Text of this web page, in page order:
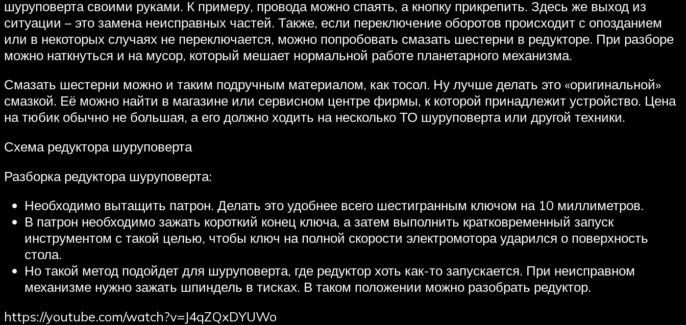
шуруповерта своими руками. К примеру, провода можно спаять, а кнопку прикрепить. Здесь же выход из
ситуации – это замена неисправных частей. Также, если переключение оборотов происходит с опозданием
или в некоторых случаях не переключается, можно попробовать смазать шестерни в редукторе. При разборе
можно наткнуться и на мусор, который мешает нормальной работе планетарного механизма.
Смазать шестерни можно и таким подручным материалом, как тосол. Ну лучше делать это «оригинальной»
смазкой. Её можно найти в магазине или сервисном центре фирмы, к которой принадлежит устройство. Цена
на тюбик обычно не большая, а его должно ходить на несколько ТО шуруповерта или другой техники.
Схема редуктора шуруповерта
Разборка редуктора шуруповерта:
Необходимо вытащить патрон. Делать это удобнее всего шестигранным ключом на 10 миллиметров.
В патрон необходимо зажать короткий конец ключа, а затем выполнить кратковременный запуск
инструментом с такой целью, чтобы ключ на полной скорости электромотора ударился о поверхность
стола.
Но такой метод подойдет для шуруповерта, где редуктор хоть как-то запускается. При неисправном
механизме нужно зажать шпиндель в тисках. В таком положении можно разобрать редуктор.
https://youtube.com/watch?v=J4qZQxDYUWo